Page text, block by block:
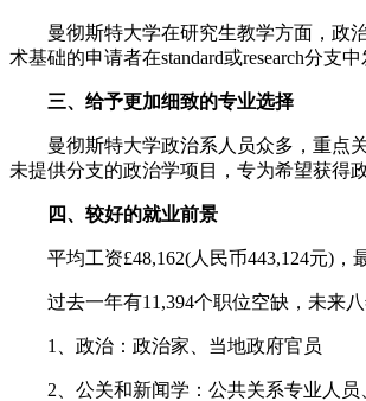
曼彻斯特大学在研究生教学方面，政治
术基础的申请者在standard或research分支
三、给予更加细致的专业选择
曼彻斯特大学政治系人员众多，重点关
未提供分支的政治学项目，专为希望获得
四、较好的就业前景
平均工资£48,162(人民币443,124元)，
过去一年有11,394个职位空缺，未来八
1、政治：政治家、当地政府官员
2、公关和新闻学：公共关系专业人员